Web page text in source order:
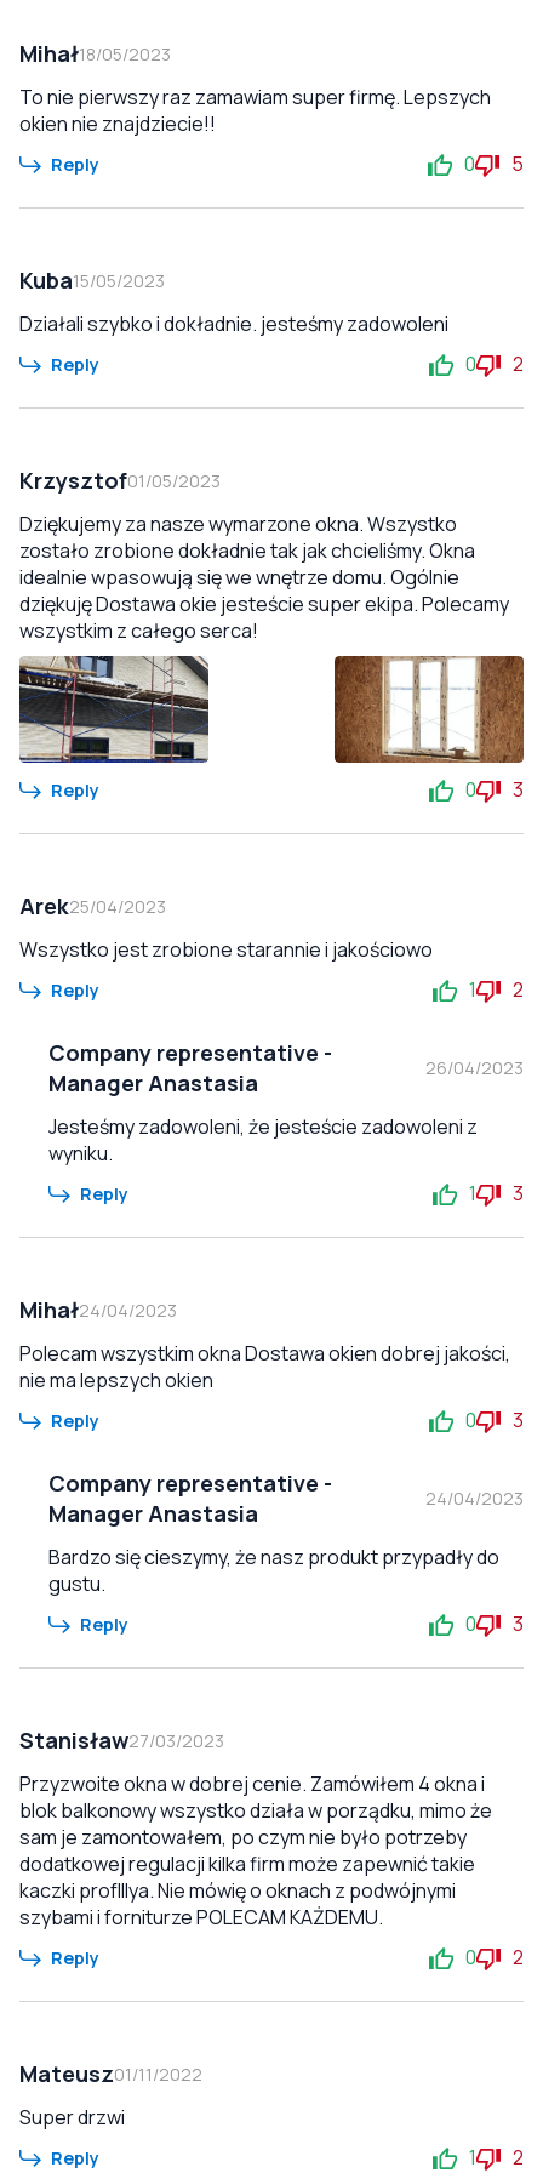
Mihał18/05/2023
To nie pierwszy raz zamawiam super firmę. Lepszych
okien nie znajdziecie!!
Reply 0 5
Kuba15/05/2023
Działali szybko i dokładnie. jesteśmy zadowoleni
Reply 0 2
Krzysztof01/05/2023
Dziękujemy za nasze wymarzone okna. Wszystko
zostało zrobione dokładnie tak jak chcieliśmy. Okna
idealnie wpasowują się we wnętrze domu. Ogólnie
dziękuję Dostawa okie jesteście super ekipa. Polecamy
wszystkim z całego serca!
Reply 0 3
Arek25/04/2023
Wszystko jest zrobione starannie i jakościowo
Reply 1 2
Company representative -
Manager Anastasia
26/04/2023
Jesteśmy zadowoleni, że jesteście zadowoleni z
wyniku.
Reply 1 3
Mihał24/04/2023
Polecam wszystkim okna Dostawa okien dobrej jakości,
nie ma lepszych okien
Reply 0 3
Company representative -
Manager Anastasia
24/04/2023
Bardzo się cieszymy, że nasz produkt przypadły do
gustu.
Reply 0 3
Stanisław27/03/2023
Przyzwoite okna w dobrej cenie. Zamówiłem 4 okna i
blok balkonowy wszystko działa w porządku, mimo że
sam je zamontowałem, po czym nie było potrzeby
dodatkowej regulacji kilka firm może zapewnić takie
kaczki profIllya. Nie mówię o oknach z podwójnymi
szybami i forniturze POLECAM KAŻDEMU.
Reply 0 2
Mateusz01/11/2022
Super drzwi
Reply 1 2